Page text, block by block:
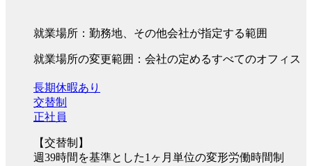
就業場所：勤務地、その他会社が指定する範囲
就業場所の変更範囲：会社の定めるすべてのオフィス
長期休暇あり
交替制
正社員
【交替制】
週39時間を基準とした1ヶ月単位の変形労働時間制